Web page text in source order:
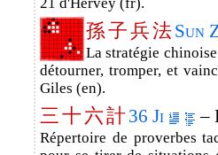
孫子兵法Sun
La stratégie
détourner, tromper, et
Giles (en).
三十六計36 Ji –
Répertoire de proverbes